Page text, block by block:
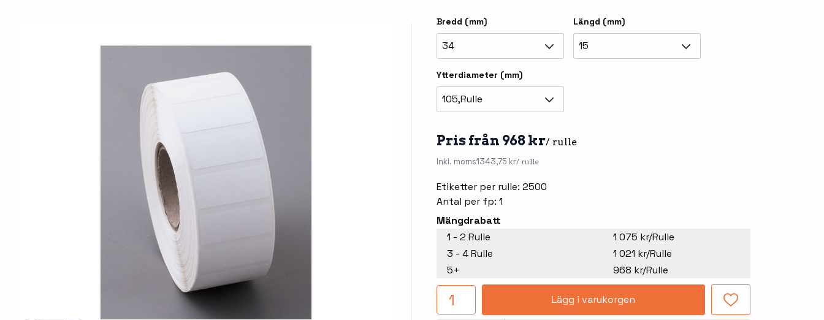
Tillbehör skrivare Varningsetiketter
och pekskärmar
Fasta RFID Läsare
Batteridrivna arbetsstationer
Tillbehör arbetsstationer
Mobile Device Management
Tillbehör etikettprogram
Outlet-handdatorer
Outlet-
Seagull Scientific
Loftware NiceLabel
Bredd (mm)
34
Längd (mm)
15
Ytterdiameter (mm)
105,Rulle
Pris från 968 kr/ rulle
Inkl. moms1343,75 kr/ rulle
Etiketter per rulle: 2500
Antal per fp: 1
Mängdrabatt
1 - 2 Rulle
1 075 kr/Rulle
3 - 4 Rulle
1 021 kr/Rulle
5+
968 kr/Rulle
Lägg i varukorgen